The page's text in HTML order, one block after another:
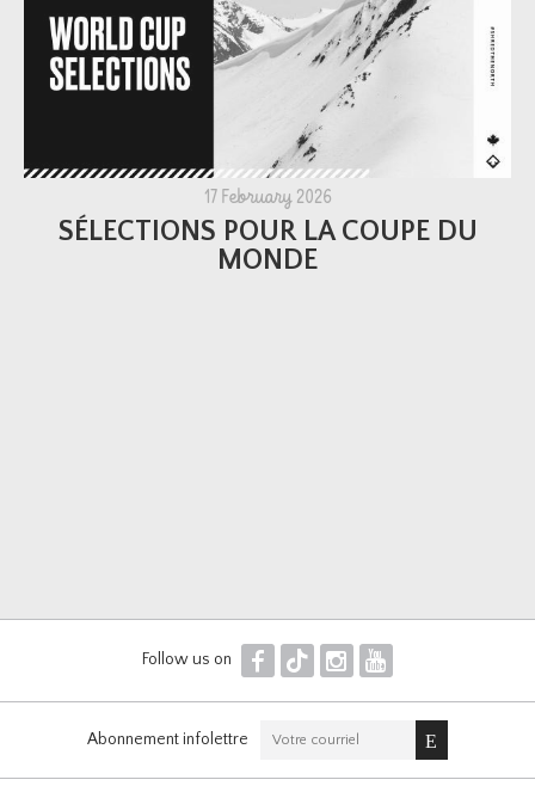
17 February 2026
SÉLECTIONS POUR LA COUPE DU
MONDE
Follow us on F T I Y
Abonnement infolettre